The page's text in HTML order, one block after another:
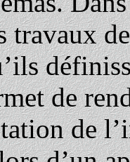
travaux
de
de